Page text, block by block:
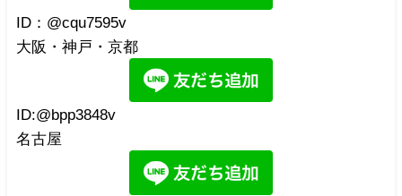
ID：@cqu7595v
大阪・神戸・京都
ID:@bpp3848v
名古屋